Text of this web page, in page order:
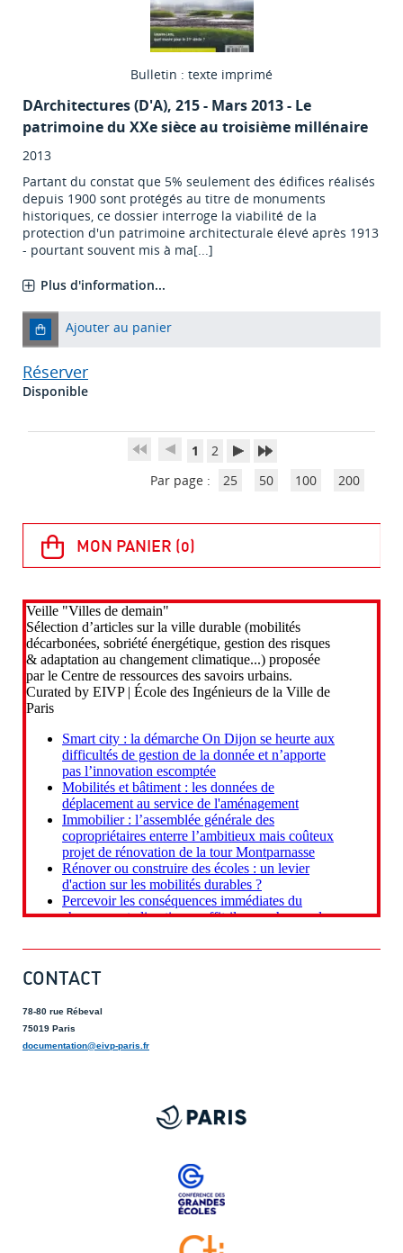
Bulletin : texte imprimé
DArchitectures (D'A), 215 - Mars 2013 - Le
patrimoine du XXe sièce au troisième millénaire
2013
Partant du constat que 5% seulement des édifices réalisés
depuis 1900 sont protégés au titre de monuments
historiques, ce dossier interroge la viabilité de la
protection d'un patrimoine architecturale élevé après 1913
- pourtant souvent mis à ma[...]
Plus d'information...
Ajouter au panier
Réserver
Disponible
1
2
Par page :
25 50 100 200
CONTACT
78-80 rue Rébeval
75019 Paris
documentation@eivp-paris.fr